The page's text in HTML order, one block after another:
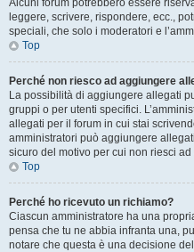
Alcuni forum potrebbero essere
leggere, scrivere, rispondere, ecc.,
speciali, che solo i moderatori e
Top
Perché non riesco ad aggiungere
La possibilità di aggiungere allegati
gruppi o per utenti specifici.
allegati per il forum in cui stai
amministratori può aggiungere
sicuro del motivo per cui non riesci
Top
Perché ho ricevuto un richiamo?
Ciascun amministratore ha una
pensa che tu ne abbia infranta una,
notare che questa è una decisione